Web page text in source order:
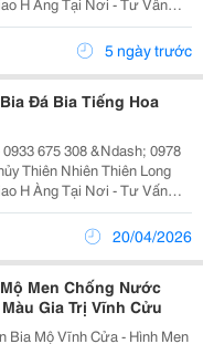
Cương , Đá
Sản...
5 ngày trước
Đá Bia Tiếng Hoa
675 308 &Ndash; 0978
Cương , Đá
Sản...
20/04/2026
Men Chống Nước
Gia Trị Vĩnh Cửu
Vĩnh Cửa - Hình Men